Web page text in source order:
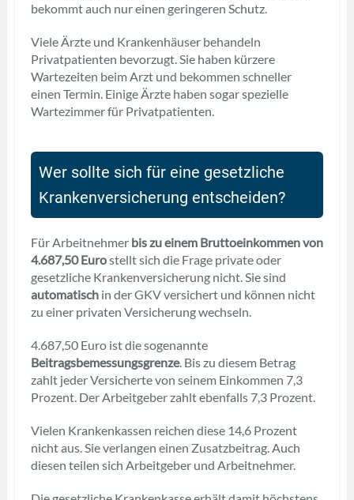
bekommt auch nur einen geringeren Schutz.
Viele Ärzte und Krankenhäuser behandeln
Privatpatienten bevorzugt. Sie haben kürzere
Wartezeiten beim Arzt und bekommen schneller
einen Termin. Einige Ärzte haben sogar spezielle
Wartezimmer für Privatpatienten.
Wer sollte sich für eine gesetzliche
Krankenversicherung entscheiden?
Für Arbeitnehmer bis zu einem Bruttoeinkommen von
4.687,50 Eurostellt sich die Frage private oder
gesetzliche Krankenversicherung nicht. Sie sind
automatischin der GKV versichert und können nicht
zu einer privaten Versicherung wechseln.
4.687,50 Euro ist die sogenannte
Beitragsbemessungsgrenze. Bis zu diesem Betrag
zahlt jeder Versicherte von seinem Einkommen 7,3
Prozent. Der Arbeitgeber zahlt ebenfalls 7,3 Prozent.
Vielen Krankenkassen reichen diese 14,6 Prozent
nicht aus. Sie verlangen einen Zusatzbeitrag. Auch
diesen teilen sich Arbeitgeber und Arbeitnehmer.